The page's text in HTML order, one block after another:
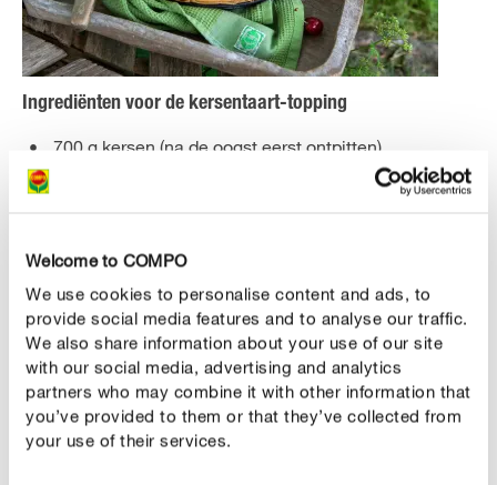
Welcome to COMPO
We use cookies to personalise content and ads, to
provide social media features and to analyse our traffic.
We also share information about your use of our site
with our social media, advertising and analytics
partners who may combine it with other information that
you’ve provided to them or that they’ve collected from
your use of their services.
Ingrediënten voor de kersentaart-topping
700 g kersen (na de oogst eerst ontpitten)
125 g zure room
60 ml vloeibare room
80 g suiker
3-4 el amandelschilfers